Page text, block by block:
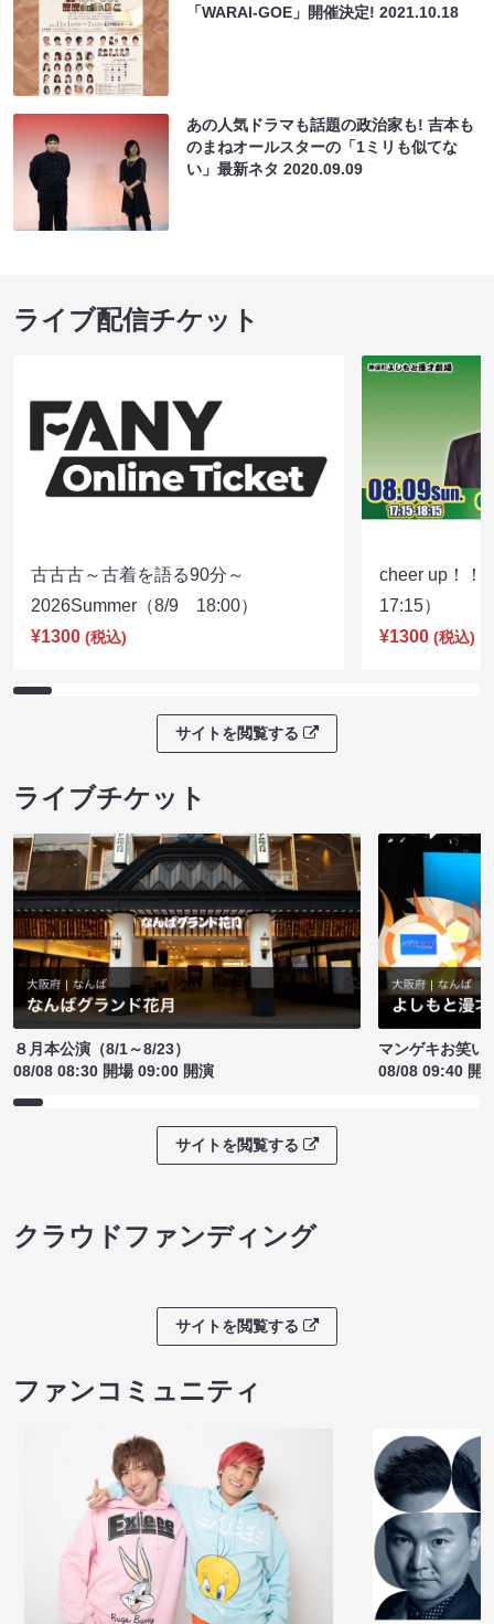
「WARAI-GOE」開催決定!2021.10.18
あの人気ドラマも話題の政治家も! 吉本も
のまねオールスターの「1ミリも似てな
い」最新ネタ2020.09.09
ライブ配信チケット
古古古～古着を語る90分～
2026Summer（8/9 18:00）
¥1300 (税込)
cheer up！
17:15）
¥1300 (税込)
サイトを閲覧する
ライブチケット
８月本公演（8/1～8/23）
08/08 08:30 開場 09:00 開演
マンゲキお笑い
08/08 09:40 開
サイトを閲覧する
クラウドファンディング
サイトを閲覧する
ファンコミュニティ